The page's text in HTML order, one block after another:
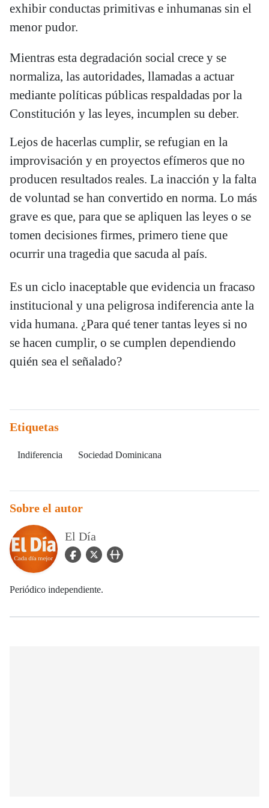
exhibir conductas primitivas e inhumanas sin el
menor pudor.
Mientras esta degradación social crece y se
normaliza, las autoridades, llamadas a actuar
mediante políticas públicas respaldadas por la
Constitución y las leyes, incumplen su deber.
Lejos de hacerlas cumplir, se refugian en la
improvisación y en proyectos efímeros que no
producen resultados reales. La inacción y la falta
de voluntad se han convertido en norma. Lo más
grave es que, para que se apliquen las leyes o se
tomen decisiones firmes, primero tiene que
ocurrir una tragedia que sacuda al país.
Es un ciclo inaceptable que evidencia un fracaso
institucional y una peligrosa indiferencia ante la
vida humana. ¿Para qué tener tantas leyes si no
se hacen cumplir, o se cumplen dependiendo
quién sea el señalado?
Etiquetas
Indiferencia Sociedad Dominicana
Sobre el autor
El Día
facebook Icon
twitter Iconuser_url Icon
Periódico independiente.